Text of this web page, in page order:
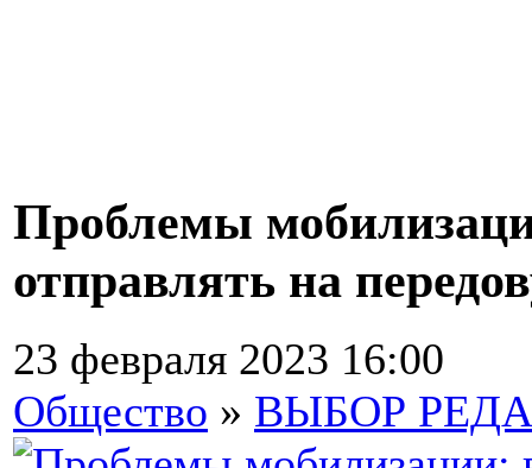
Проблемы
отправлять на
23 февраля 2023 16:00
Общество » ВЫБОР